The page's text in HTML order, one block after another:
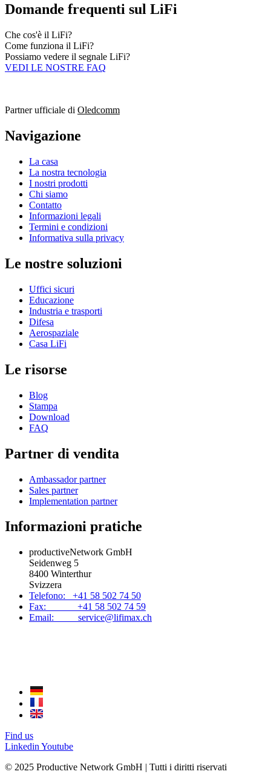
Domande frequenti sul LiFi
Che cos'è il LiFi?
Come funziona il LiFi?
Possiamo vedere il segnale LiFi?
VEDI LE NOSTRE FAQ
Partner ufficiale di Oledcomm
Navigazione
La casa
La nostra tecnologia
I nostri prodotti
Chi siamo
Contatto
Informazioni legali
Termini e condizioni
Informativa sulla privacy
Le nostre soluzioni
Uffici sicuri
Educazione
Industria e trasporti
Difesa
Aerospaziale
Casa LiFi
Le risorse
Blog
Stampa
Download
FAQ
Partner di vendita
Ambassador partner
Sales partner
Implementation partner
Informazioni pratiche
productiveNetwork GmbH
Seidenweg 5
8400 Winterthur
Svizzera
Telefono: +41 58 502 74 50
Fax: +41 58 502 74 59
Email: service@lifimax.ch
Find us
Linkedin Youtube
© 2025 Productive Network GmbH | Tutti i diritti riservati